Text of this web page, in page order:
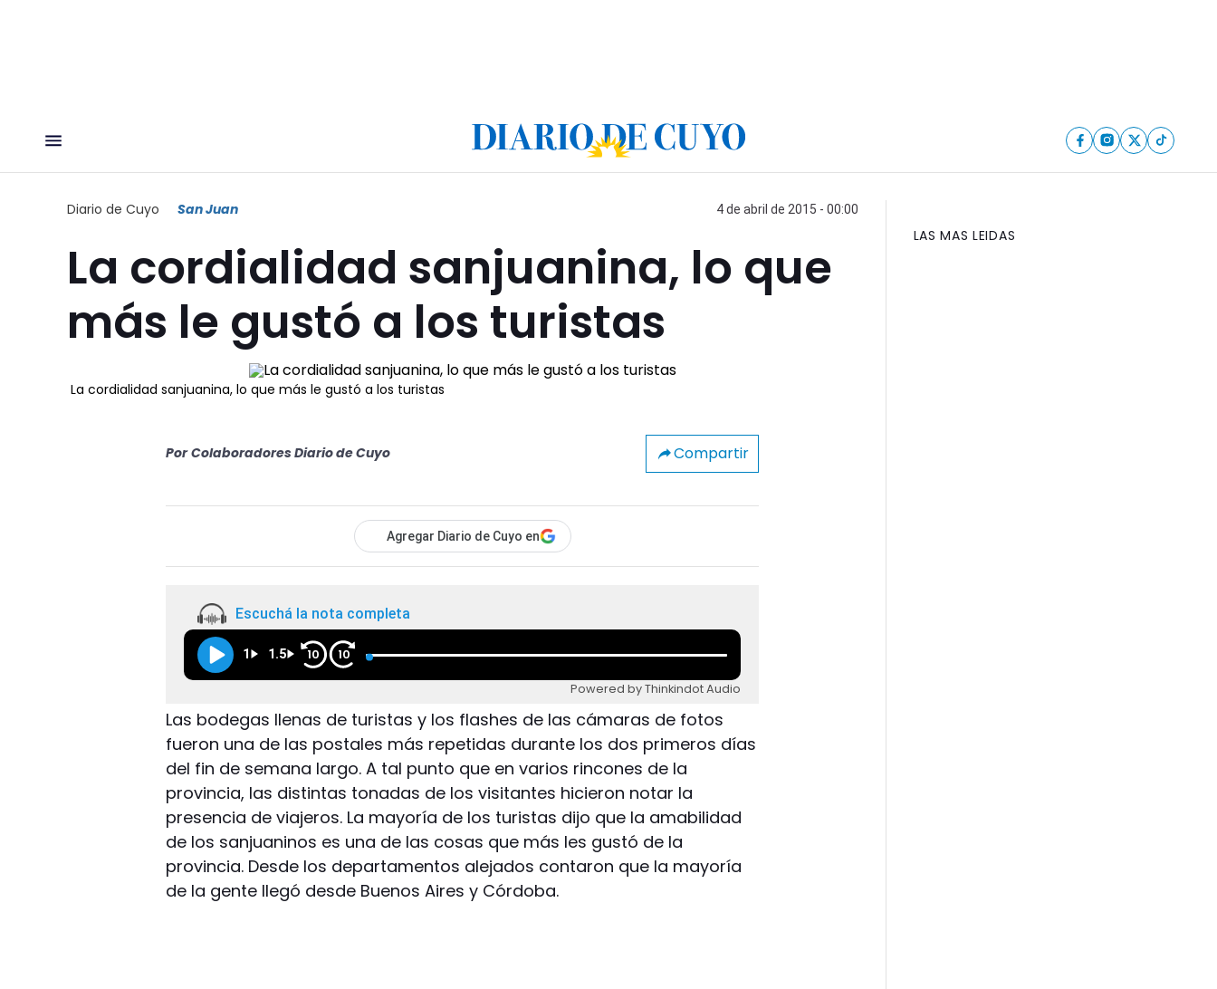
Diario de Cuyo San Juan 4 de abril de 2015 - 00:00
La cordialidad sanjuanina, lo que
más le gustó a los turistas
La cordialidad sanjuanina, lo que más le gustó a los turistas
Por Colaboradores Diario de Cuyo Compartir
Agregar Diario de Cuyo en
Escuchá la nota completa
1 1.5 10 10
Powered by Thinkindot Audio
Las bodegas llenas de turistas y los flashes de las cámaras de fotos
fueron una de las postales más repetidas durante los dos primeros días
del fin de semana largo. A tal punto que en varios rincones de la
provincia, las distintas tonadas de los visitantes hicieron notar la
presencia de viajeros. La mayoría de los turistas dijo que la amabilidad
de los sanjuaninos es una de las cosas que más les gustó de la
provincia. Desde los departamentos alejados contaron que la mayoría
de la gente llegó desde Buenos Aires y Córdoba.
LAS MAS LEIDAS